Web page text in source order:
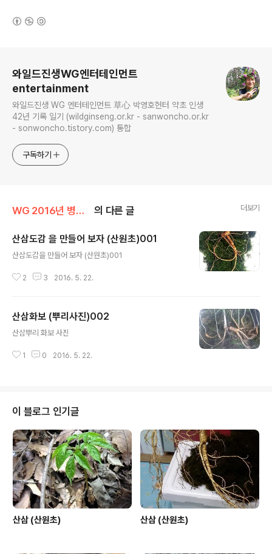
와일드진생WG엔터테인먼트
entertainment
와일드진생 WG 엔터테인먼트 草心 박영호헌터 약초 인생
42년 기록 일기 (wildginseng.or.kr - sanwoncho.or.kr
- sonwoncho.tistory.com) 통합
구독하기
WG 2016년 병신년 기록 의 다른 글 더보기
산삼도감 을 만들어 보자 (산원초)001
산삼도감을 만들어 보자 (산원초)001
2 3 2016. 5. 22.
산삼화보 (뿌리사진)002
산삼뿌리 화보 사진
1 0 2016. 5. 22.
이 블로그 인기글
산삼 (산원초) 산삼 (산원초)